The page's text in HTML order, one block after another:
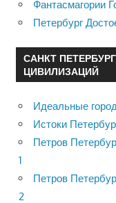
Фантасмагории
Петербург
САНКТ
ЦИВИЛИЗАЦИЙ
Идеальные
Истоки
Петров
1
Петров
2